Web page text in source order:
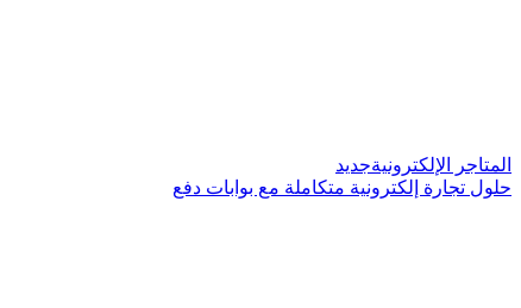
المتاجر الإلكترونيةجديد
حلول تجارة إلكترونية متكاملة مع بوابات دفع